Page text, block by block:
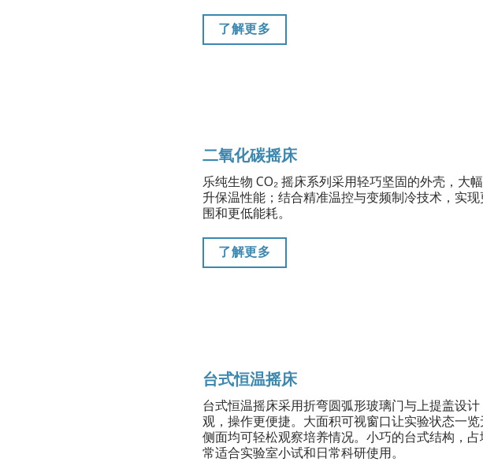
了解更多
二氧化碳摇床
乐纯生物 CO₂ 摇床系列采用轻巧坚固的外壳，大
升保温性能；结合精准温控与变频制冷技术，实
围和更低能耗。
了解更多
台式恒温摇床
台式恒温摇床采用折弯圆弧形玻璃门与上提盖设
观，操作更便捷。大面积可视窗口让实验状态一览
侧面均可轻松观察培养情况。小巧的台式结构，
常适合实验室小试和日常科研使用。